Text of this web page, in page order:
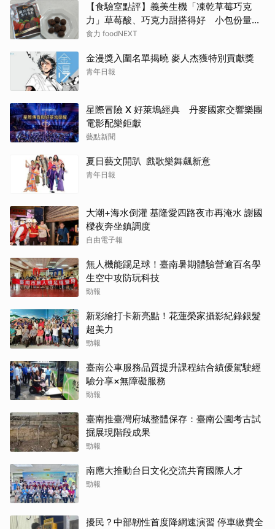
【食驗室點評】義美生機「凍乾草莓巧克
力」草莓酸、巧克力甜搭得好 小包份量能
否撐起價格成考驗
食力 foodNEXT
金漫獎入圍名單揭曉 麥人杰獲特別貢獻獎
青年日報
星際冒險 X 好萊塢經典 丹麥國家交響樂團
電影配樂鉅獻
藝點新聞
夏日藝文開趴 戲歌樂舞飆新意
青年日報
大潮+海水倒灌 基隆愛四路夜市再淹水 謝國
樑夜奔坐鎮調度
自由電子報
無人機能踢足球！臺南暑期體驗營逾百名學
生空中攻防玩科技
勁報
新彩繪打卡新亮點！花蓮榮家攝影紀錄銀髮
超美力
勁報
臺南公車服務品質提升課程結合績優駕駛經
驗分享×無障礙服務
勁報
臺南推臺灣府城整體保存：臺南公園考古試
掘展現階段成果
勁報
南應大推動台日文化交流共育國際人才
勁報
擾民？中部韌性首度降網速演習 停車繳費全